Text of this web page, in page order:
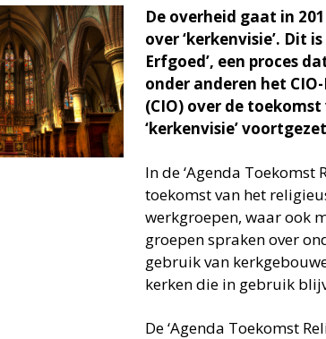
De overheid gaat in
over ‘kerkenvisie’. Dit
Erfgoed’, een proces
onder anderen het
(CIO) over de
‘kerkenvisie’
In de ‘Agenda
toekomst van het
werkgroepen, waar ook
groepen spraken over
gebruik van
kerken die in gebruik
De ‘Agenda Toekomst